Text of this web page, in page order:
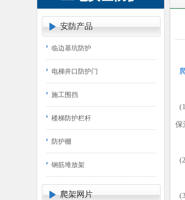
安防产品
临边基坑防护
电梯井口防护门
施工围挡
楼梯防护栏杆
防护棚
钢筋堆放架
爬架网片
保